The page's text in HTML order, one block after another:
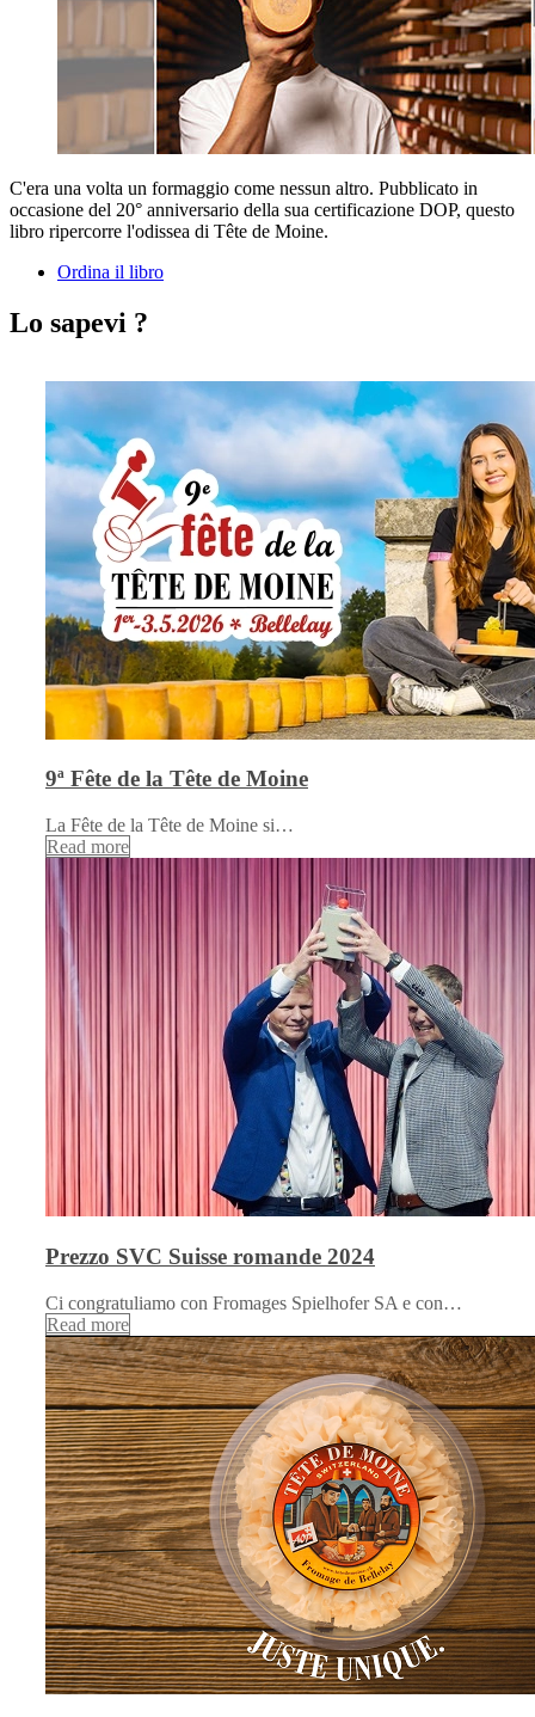
C'era una volta un formaggio come nessun altro. Pubblicato in
occasione del 20° anniversario della sua certificazione DOP, questo
libro ripercorre l'odissea di Tête de Moine.
Ordina il libro
Lo sapevi ?
9ª Fête de la Tête de Moine
La Fête de la Tête de Moine si…
Read more
Prezzo SVC Suisse romande 2024
Ci congratuliamo con Fromages Spielhofer SA e con…
Read more